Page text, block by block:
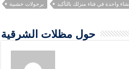
برجولات خشبية
واحدة في فناء منزلك بالتأكيد
حول مظلات الشرقية